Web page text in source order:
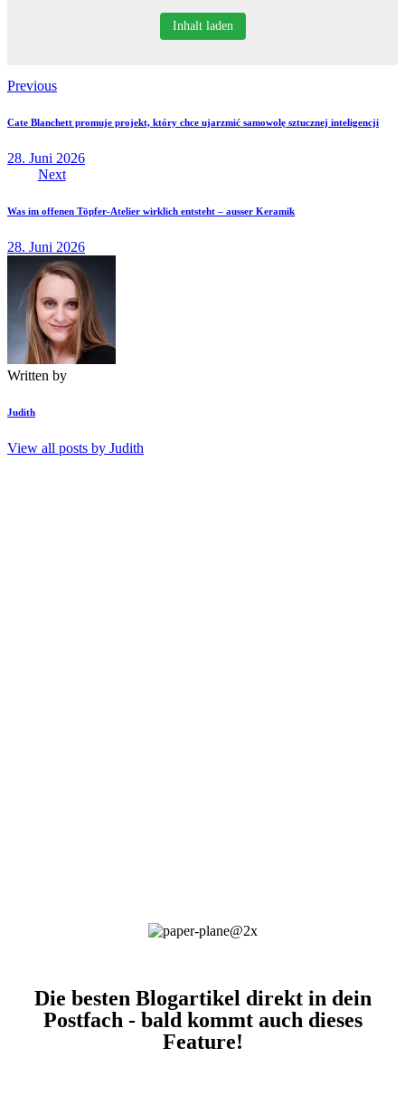
Inhalt laden
Previous
Cate Blanchett promuje projekt, który chce ujarzmić samowolę sztucznej inteligencji
28. Juni 2026
Next
Was im offenen Töpfer-Atelier wirklich entsteht – ausser Keramik
28. Juni 2026
Written by
Judith
View all posts by Judith
Die besten Blogartikel direkt in dein
Postfach - bald kommt auch dieses
Feature!